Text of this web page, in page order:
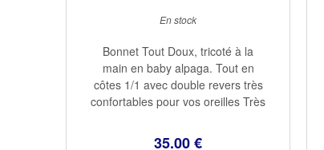
35.00€
En stock
Bonnet Tout Doux, tricoté à la
main en baby alpaga. Tout en
côtes 1/1 avec double revers très
confortables pour vos oreilles Très
alpaga est une des plus douces et